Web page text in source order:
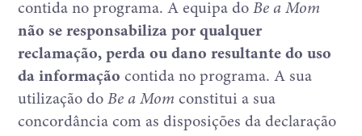
contida no programa. A equipa do Be a Mom
não se responsabiliza por qualquer
reclamação, perda ou dano resultante do uso
da informação contida no programa. A sua
utilização doBe a Mom constitui a sua
concordância com as disposições da declaração